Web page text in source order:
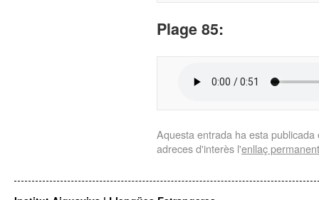
Plage85:
Aquesta entrada ha esta
adreces d'interès l'enllaç permanent